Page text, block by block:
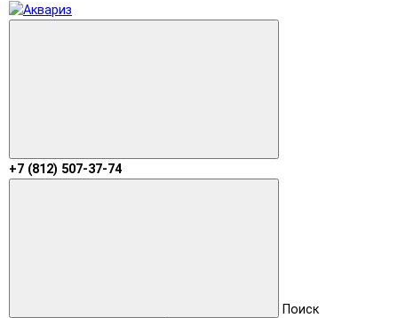
+7 (812) 507-37-74
Поиск